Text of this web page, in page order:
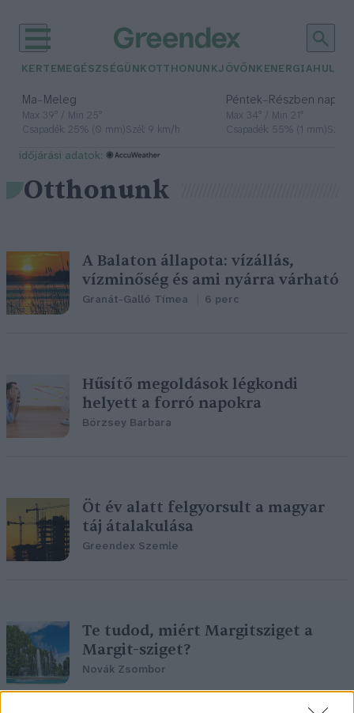
KERTEM EGÉSZSÉGÜNK OTTHONUNKJÖVŐNK ENERGIA
Ma– Meleg
Max 39° / Min 25°
Csapadék: 25% (0 mm)Szél: 9 km/h
Péntek– Részben
Max 34° / Min 21°
Csapadék: 55% (1 mm)Szél:
időjárási adatok:
Otthonunk
A Balaton állapota: vízállás,
vízminőség és ami nyárra várható
Granát-Galló Tímea 6 perc
Hűsítő megoldások légkondi
helyett a forró napokra
Börzsey Barbara
Öt év alatt felgyorsult a magyar
táj átalakulása
Greendex Szemle
Te tudod, miért Margitsziget a
Margit-sziget?
Novák Zsombor